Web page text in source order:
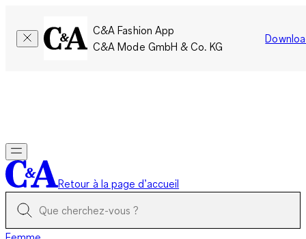
C&A Fashion App
C&A Mode GmbH & Co. KG
Retour à la page d’accueil